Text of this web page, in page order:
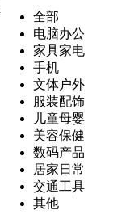
全部
电脑办公
家具家电
手机
文体户外
服装配饰
儿童母婴
美容保健
数码产品
居家日常
交通工具
其他